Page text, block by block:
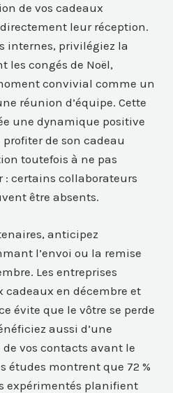
de vos cadeaux
leur réception.
internes, privilégiez la
les congés de Noël,
convivial comme un
réunion d’équipe. Cette
une dynamique positive
de son cadeau
toutefois à ne pas
: certains collaborateurs
être absents.
anticipez
l’envoi ou la remise
Les entreprises
cadeaux en décembre et
évite que le vôtre se perde
aussi d’une
vos contacts avant le
études montrent que 72 %
expérimentés planifient